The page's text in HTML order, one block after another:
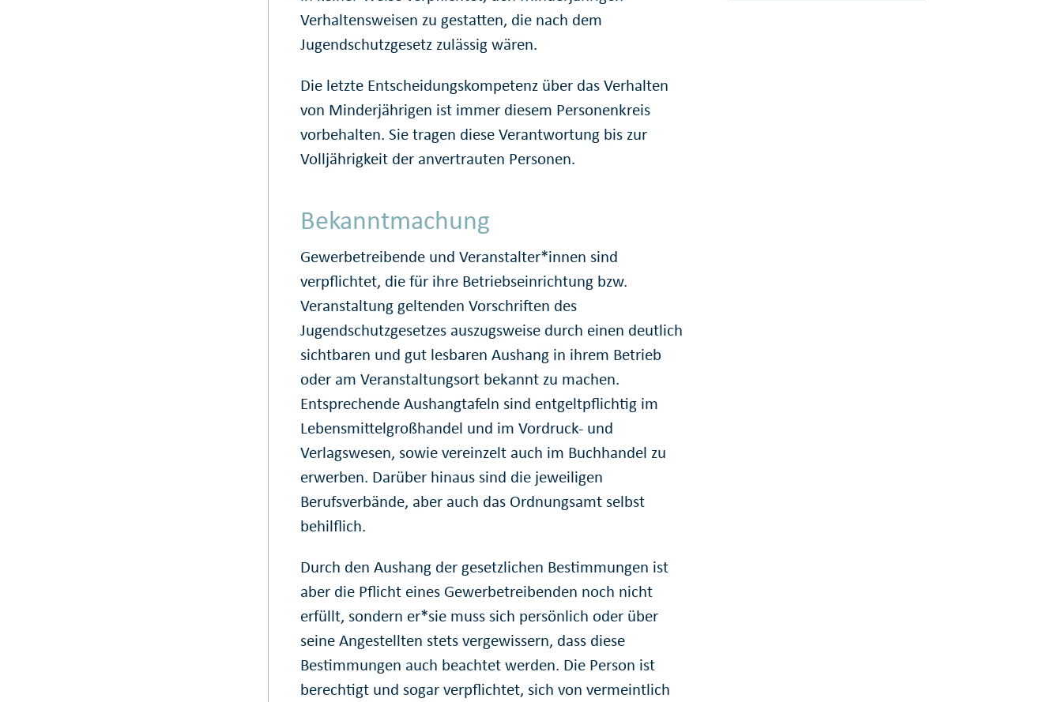
Verhaltensweisen zu gestatten, die nach dem
Jugendschutzgesetz zulässig wären.
Die letzte Entscheidungskompetenz über das Verhalten
von Minderjährigen ist immer diesem Personenkreis
vorbehalten. Sie tragen diese Verantwortung bis zur
Volljährigkeit der anvertrauten Personen.
Bekanntmachung
Gewerbetreibende und Veranstalter*innen sind
verpflichtet, die für ihre Betriebseinrichtung bzw.
Veranstaltung geltenden Vorschriften des
Jugendschutzgesetzes auszugsweise durch einen deutlich
sichtbaren und gut lesbaren Aushang in ihrem Betrieb
oder am Veranstaltungsort bekannt zu machen.
Entsprechende Aushangtafeln sind entgeltpflichtig im
Lebensmittelgroßhandel und im Vordruck- und
Verlagswesen, sowie vereinzelt auch im Buchhandel zu
erwerben. Darüber hinaus sind die jeweiligen
Berufsverbände, aber auch das Ordnungsamt selbst
behilflich.
Durch den Aushang der gesetzlichen Bestimmungen ist
aber die Pflicht eines Gewerbetreibenden noch nicht
erfüllt, sondern er*sie muss sich persönlich oder über
seine Angestellten stets vergewissern, dass diese
Bestimmungen auch beachtet werden. Die Person ist
berechtigt und sogar verpflichtet, sich von vermeintlich